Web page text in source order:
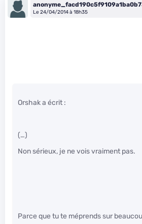
Le 24/04/2014 à 18h35
Orshak a écrit :
(…)
Non sérieux, je ne vois vraiment pas.
Parce que tu te méprends sur